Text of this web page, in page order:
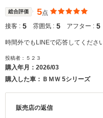
総合評価 5点
接客 : 5 雰囲気 : 5 アフター : 5
時間外でもLINEで応答してくださ
投稿者：５２３
購入年月： 2026/03
購入した車：ＢＭＷ 5シリーズ
販売店の返信